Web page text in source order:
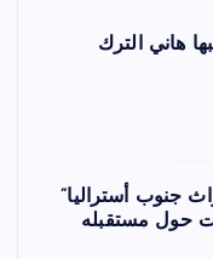
هاني الترك
جنوب أستراليا”
حول مستقبله